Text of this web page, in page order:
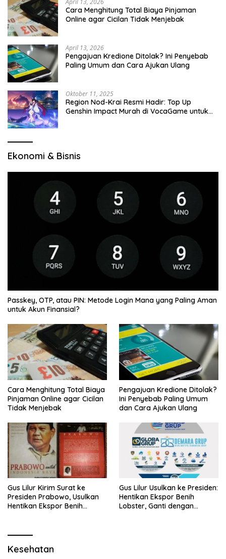
April 13, 2026
Cara Menghitung Total Biaya Pinjaman
Online agar Cicilan Tidak Menjebak
April 13, 2026
Pengajuan Kredione Ditolak? Ini Penyebab
Paling Umum dan Cara Ajukan Ulang
Oktober 11, 2025
Region Nod-Krai Resmi Hadir: Top Up
Genshin Impact Murah di VocaGame untuk
Ekonomi & Bisnis
Passkey, OTP, atau PIN: Metode Login Mana yang Paling Aman
untuk Akun Finansial?
Cara Menghitung Total Biaya
Pinjaman Online agar Cicilan
Tidak Menjebak
Pengajuan Kredione Ditolak?
Ini Penyebab Paling Umum
dan Cara Ajukan Ulang
Gus Lilur Kirim Surat ke
Presiden Prabowo, Usulkan
Hentikan Ekspor Benih
Gus Lilur Usulkan ke Presiden:
Hentikan Ekspor Benih
Lobster, Ganti dengan
Kesehatan